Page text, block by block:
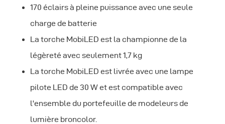
170 éclairs à pleine puissance avec une seule
charge de batterie
La torche MobiLED est la championne de la
légèreté avec seulement 1,7 kg
La torche MobiLED est livrée avec une lampe
pilote LED de 30 W et est compatible avec
l'ensemble du portefeuille de modeleurs de
lumière broncolor.